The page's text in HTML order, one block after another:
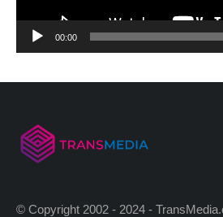
00:00
© Copyright 2002 - 2024 -